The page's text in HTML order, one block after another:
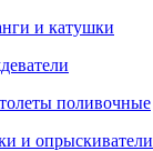
и катушки
поливочные
и опрыскиватели